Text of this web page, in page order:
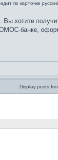
по карточке
хотите
банке,
Display posts